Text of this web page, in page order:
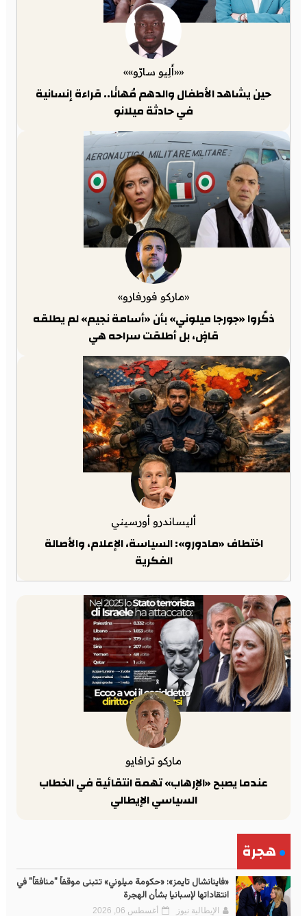
««أَلِيو سارّو»»
حين يشاهد الأطفال والدهم مُهانًا.. قراءة إنسانية
في حادثة ميلانو
«ماركو فورفارو»
ذكّروا «جورجا ميلوني» بأن «أسامة نجيم» لم يطلقه
قاضٍ، بل أطلقت سراحه هي
أليساندرو أورسيني
اختطاف «مادورو»: السياسة، الإعلام، والأصالة
الفكرية
ماركو ترافايو
عندما يصبح «الإرهاب» تهمة انتقائية في الخطاب
السياسي الإيطالي
هجرة
«فاينانشال تايمز»: «حكومة ميلوني» تتبنى موقفاً "منافقاً" في
انتقاداتها لإسبانيا بشأن الهجرة
الإيطالية نيوز أغسطس 06, 2026